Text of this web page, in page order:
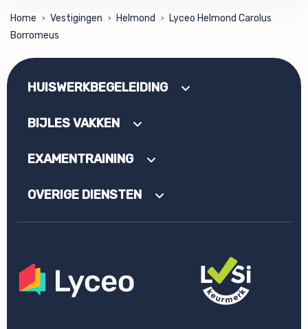
Home > Vestigingen > Helmond >
Lyceo Helmond Carolus
Borromeus
HUISWERKBEGELEIDING
BIJLES VAKKEN
EXAMENTRAINING
OVERIGE DIENSTEN